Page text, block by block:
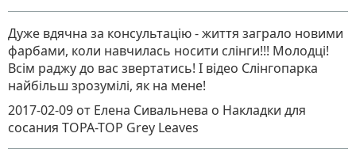
Дуже вдячна за консультацію - життя заграло новими
фарбами, коли навчилась носити слінги!!! Молодці!
Всім раджу до вас звертатись! І відео Слінгопарка
найбільш зрозумілі, як на мене!
2017-02-09 от Елена Сивальнева о Накладки для
сосания TOPA-TOP Grey Leaves